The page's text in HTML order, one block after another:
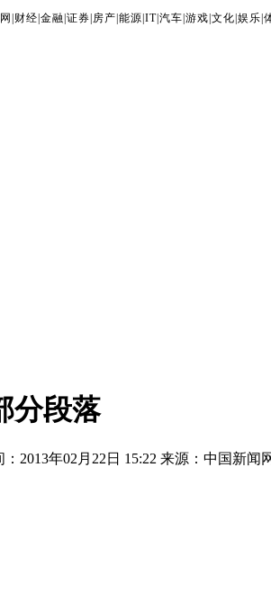
财经 金融 证券 房产 能源 IT| 汽车 游戏 文化 娱乐
分段落
2013年02月22日 15:22 来源：中国新闻